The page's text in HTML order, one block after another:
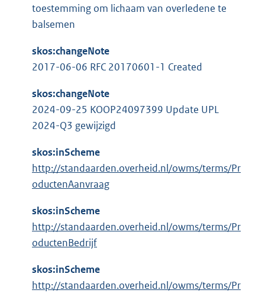
k
:
toestemming om lichaam van overledene te
balsemen
skos:changeNote
2017-06-06 RFC 20170601-1 Created
skos:changeNote
2024-09-25 KOOP24097399 Update UPL
2024-Q3 gewijzigd
skos:inScheme
http://standaarden.overheid.nl/owms/terms/Pr
oductenAanvraag
skos:inScheme
http://standaarden.overheid.nl/owms/terms/Pr
oductenBedrijf
skos:inScheme
http://standaarden.overheid.nl/owms/terms/Pr